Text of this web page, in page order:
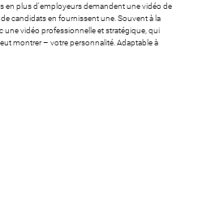
en plus d'employeurs demandent une vidéo de
candidats en fournissent une. Souvent à la
une vidéo professionnelle et stratégique, qui
montrer – votre personnalité. Adaptable à